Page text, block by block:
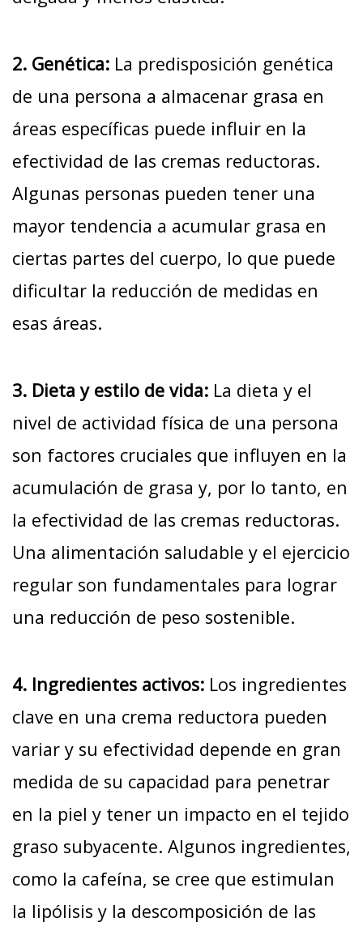
2. Genética: La predisposición genética
de una persona a almacenar grasa en
áreas específicas puede influir en la
efectividad de las cremas reductoras.
Algunas personas pueden tener una
mayor tendencia a acumular grasa en
ciertas partes del cuerpo, lo que puede
dificultar la reducción de medidas en
esas áreas.
3. Dieta y estilo de vida: La dieta y el
nivel de actividad física de una persona
son factores cruciales que influyen en la
acumulación de grasa y, por lo tanto, en
la efectividad de las cremas reductoras.
Una alimentación saludable y el ejercicio
regular son fundamentales para lograr
una reducción de peso sostenible.
4. Ingredientes activos: Los ingredientes
clave en una crema reductora pueden
variar y su efectividad depende en gran
medida de su capacidad para penetrar
en la piel y tener un impacto en el tejido
graso subyacente. Algunos ingredientes,
como la cafeína, se cree que estimulan
la lipólisis y la descomposición de las